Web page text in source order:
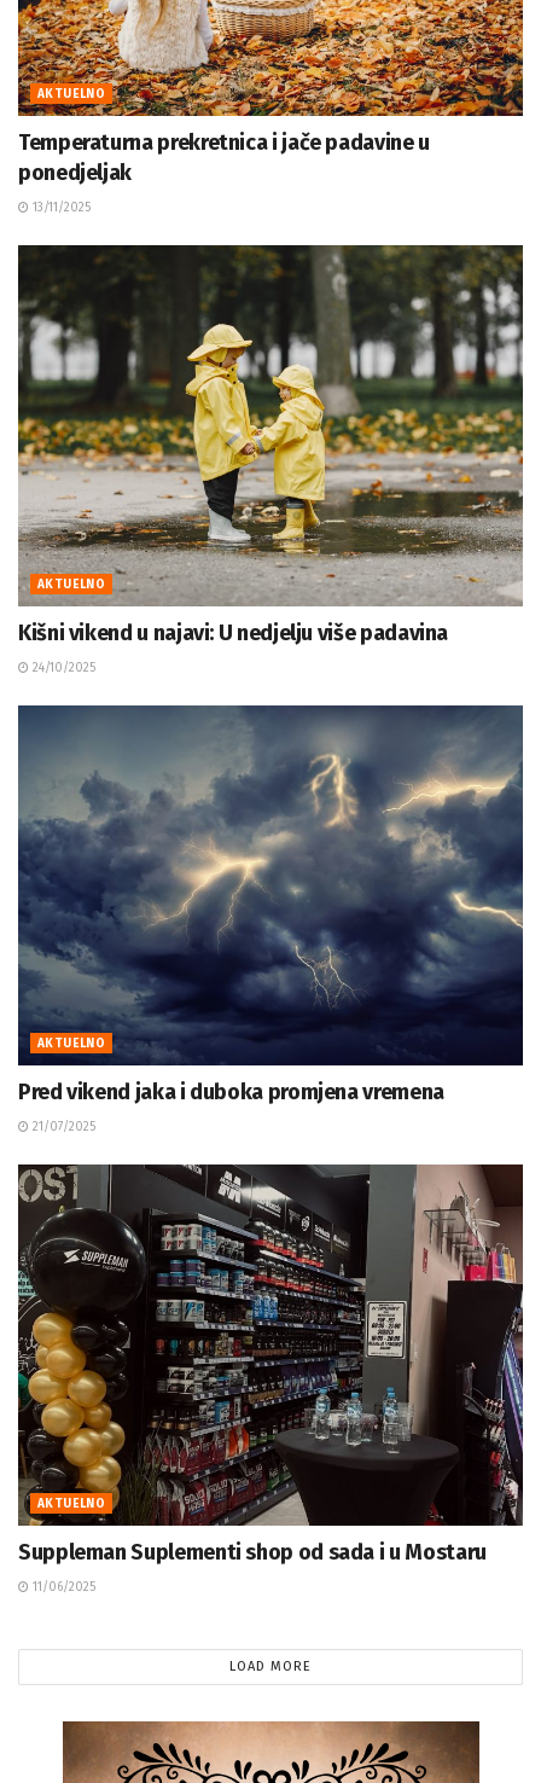
AKTUELNO
Temperaturna prekretnica i jače padavine u
ponedjeljak
13/11/2025
AKTUELNO
Kišni vikend u najavi: U nedjelju više padavina
24/10/2025
AKTUELNO
Pred vikend jaka i duboka promjena vremena
21/07/2025
AKTUELNO
Suppleman Suplementi shop od sada i u Mostaru
11/06/2025
LOAD MORE